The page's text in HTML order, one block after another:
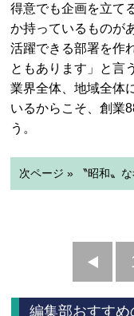
得意でも企画を立て
か持っているものが
活躍できる部署を作
ともあります」と言
業界全体、地域全体
いるからこそ、創業
う。
次ページ » 〝昭和〟
へ
編集部おすす